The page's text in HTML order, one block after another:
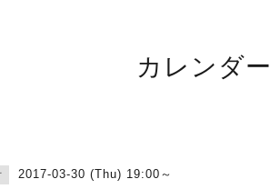
カレンダー
2017-03-30 (Thu) 19:00～